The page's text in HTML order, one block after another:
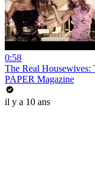
0:58
The Real Housewives:
PAPER Magazine
il y a 10 ans